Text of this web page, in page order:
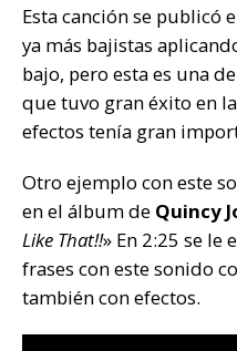
Esta canción se publicó
ya más bajistas
bajo, pero esta es una
que tuvo gran éxito en
efectos tenía gran
Otro ejemplo con este
en el álbum de Quincy
Like That!!» En 2:25 se le
frases con este sonido
también con efectos.